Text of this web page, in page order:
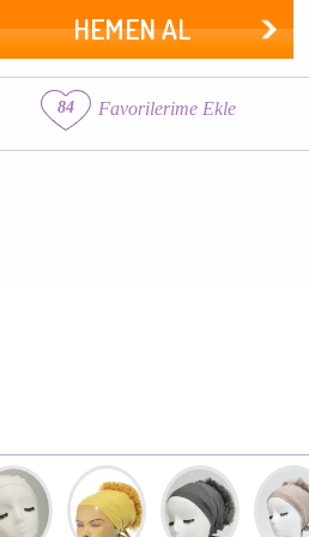
HEMEN AL
84 Favorilerime Ekle